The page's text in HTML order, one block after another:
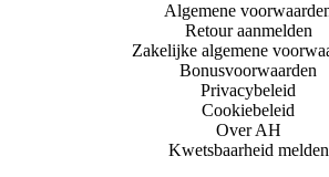
Algemene
Retour aanmelden
Zakelijke algemene
Bonusvoorwaarden
Privacybeleid
Cookiebeleid
Over AH
Kwetsbaarheid melden